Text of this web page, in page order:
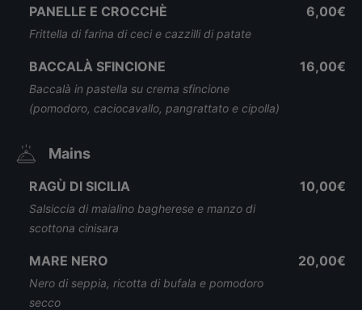
PANELLE E CROCCHÈ
Frittella di farina di ceci e cazzilli di patate
6,00€
BACCALÀ SFINCIONE
Baccalà in pastella su crema sfincione
(pomodoro, caciocavallo, pangrattato e cipolla)
16,00€
Mains
RAGÙ DI SICILIA
Salsiccia di maialino bagherese e manzo di
scottona cinisara
10,00€
MARE NERO
Nero di seppia, ricotta di bufala e pomodoro
secco
20,00€